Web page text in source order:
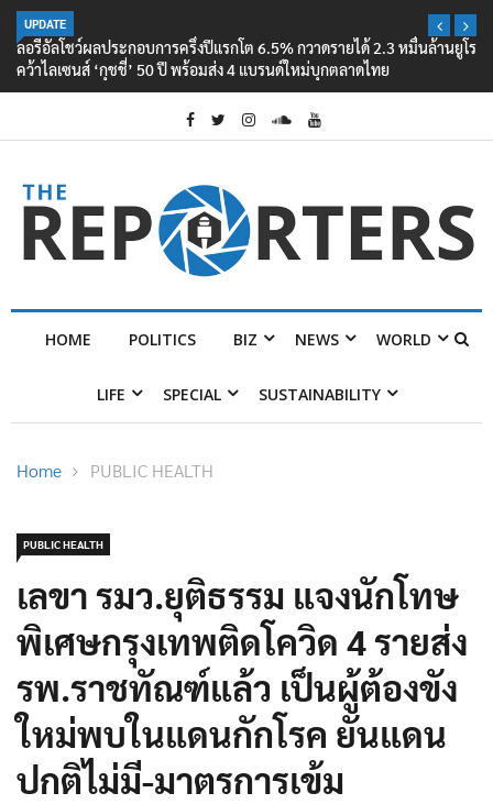
UPDATE
ลอรีอัลโชว์ผลประกอบการครึ่งปีแรกโต 6.5% กวาดรายได้ 2.3 หมื่นล้านยูโร
คว้าไลเซนส์ ‘กุชชี่’ 50 ปี พร้อมส่ง 4 แบรนด์ใหม่บุกตลาดไทย
HOME POLITICS BIZ NEWS WORLD
LIFE SPECIAL SUSTAINABILITY
Home PUBLIC HEALTH
PUBLIC HEALTH
เลขา รมว.ยุติธรรม แจงนักโทษ
พิเศษกรุงเทพติดโควิด 4 รายส่ง
รพ.ราชทัณฑ์แล้ว เป็นผู้ต้องขัง
ใหม่พบในแดนกักโรค ยันแดน
ปกติไม่มี-มาตรการเข้ม